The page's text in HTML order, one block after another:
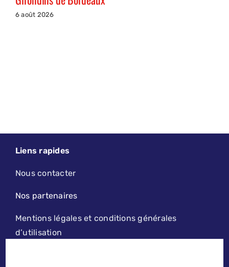
6 août 2026
Liens rapides
Nous contacter
Nos partenaires
Mentions légales et conditions générales
d’utilisation